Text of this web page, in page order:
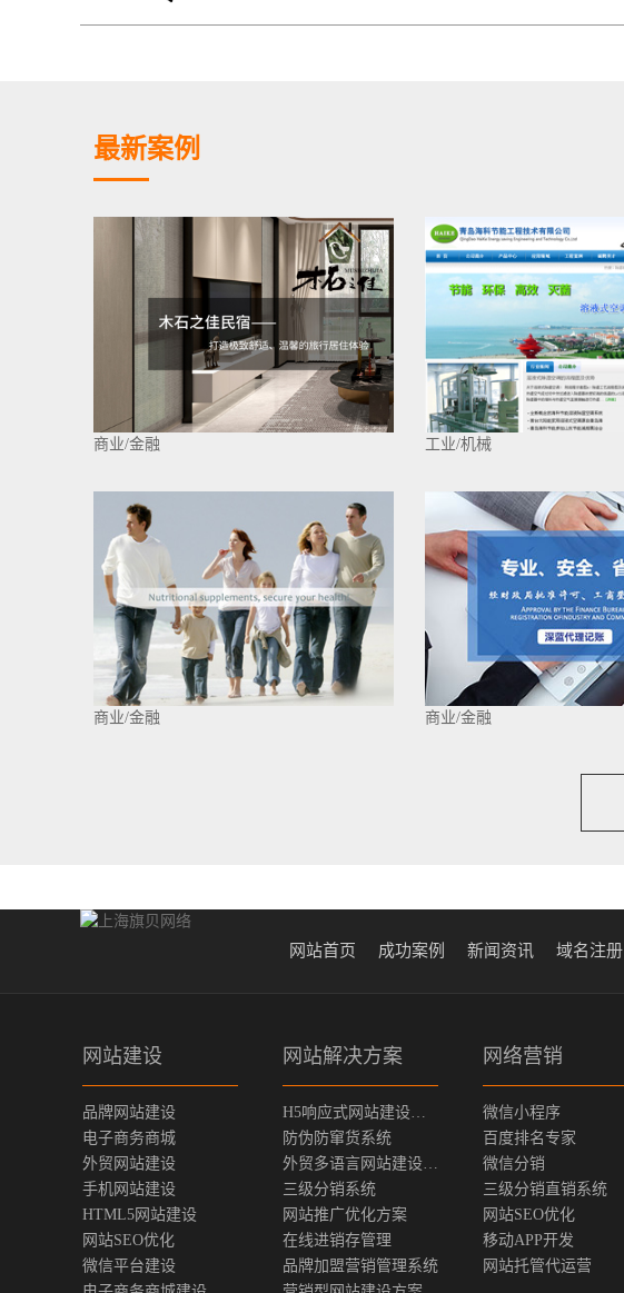
最新案例
商业/金融 工业/机械
商业/金融 商业/金融
网站首页 成功案例 新闻资讯 域名注册
网站建设
品牌网站建设
电子商务商城
外贸网站建设
手机网站建设
HTML5网站建设
网站SEO优化
微信平台建设
网站解决方案
H5响应式网站建设方案
防伪防窜货系统
外贸多语言网站建设方案
三级分销系统
网站推广优化方案
在线进销存管理
品牌加盟营销管理系统
网络营销
微信小程序
百度排名专家
微信分销
三级分销直销系统
网站SEO优化
移动APP开发
网站托管代运营